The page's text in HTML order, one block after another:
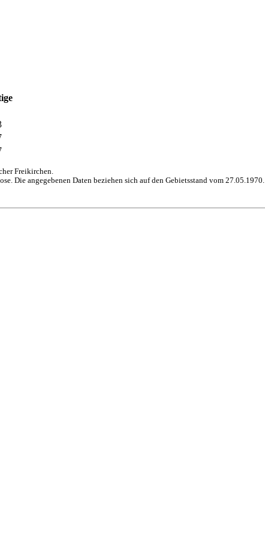
Freikirchen.
Die angegebenen Daten beziehen sich auf den Gebietsstand vom 27.05.1970.